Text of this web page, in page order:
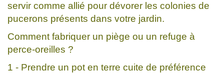
servir comme allié pour dévorer les colonies de
pucerons présents dans votre jardin.
Comment fabriquer un piège ou un refuge à
perce-oreilles ?
1 - Prendre un pot en terre cuite de préférence